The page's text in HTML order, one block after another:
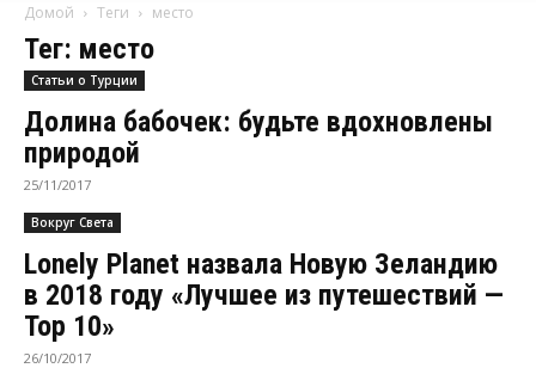
Домой Теги место
Тег: место
Статьи о Турции
Долина бабочек: будьте вдохновлены
природой
25/11/2017
Вокруг Света
Lonely Planet назвала Новую Зеландию
в 2018 году «Лучшее из путешествий —
Top 10»
26/10/2017